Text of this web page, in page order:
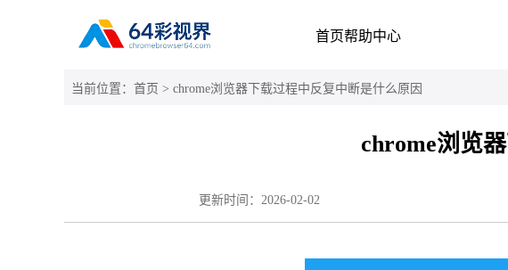
首页帮助中心
当前位置： 首页 > chrome浏览器下载过程中反复中断是什么原因
chrome浏览
更新时间： 2026-02-02